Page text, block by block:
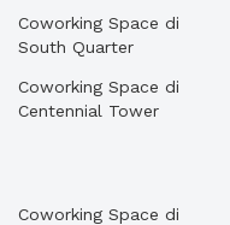
Coworking Space di
South Quarter
Coworking Space di
Centennial Tower
Coworking Space di